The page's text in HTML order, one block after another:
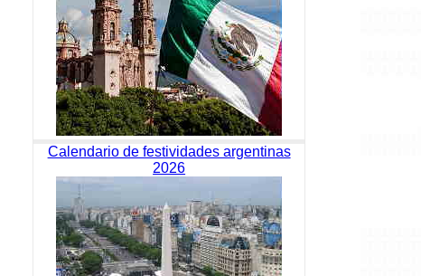
Calendario de festividades argentinas
2026